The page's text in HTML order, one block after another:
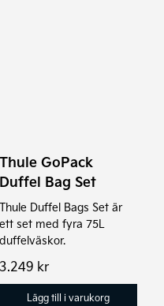
Thule GoPack
Duffel Bag Set
Thule Duffel Bags Set är
ett set med fyra 75L
duffelväskor.
3.249 kr
Lägg till i varukorg